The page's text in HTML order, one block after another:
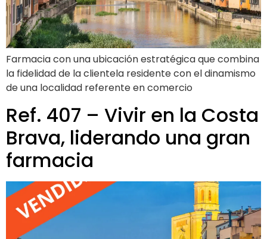
Farmacia con una ubicación estratégica que combina
la fidelidad de la clientela residente con el dinamismo
de una localidad referente en comercio
Ref. 407 – Vivir en la Costa
Brava, liderando una gran
farmacia